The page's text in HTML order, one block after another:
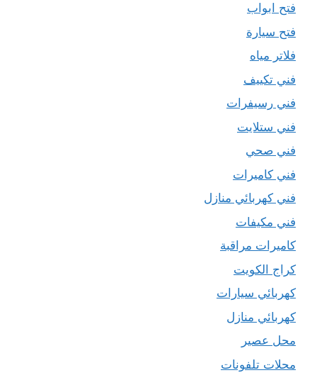
فتح ابواب
فتح سيارة
فلاتر مياه
فني تكييف
فني رسيفرات
فني ستلايت
فني صحي
فني كاميرات
فني كهربائي منازل
فني مكيفات
كاميرات مراقبة
كراج الكويت
كهربائي سيارات
كهربائي منازل
محل عصير
محلات تلفونات